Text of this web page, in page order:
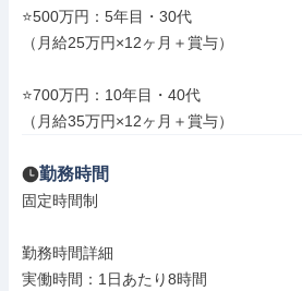
⭐500万円：5年目・30代
（月給25万円×12ヶ月＋賞与）
⭐700万円：10年目・40代
（月給35万円×12ヶ月＋賞与）
勤務時間
固定時間制
勤務時間詳細
実働時間：1日あたり8時間